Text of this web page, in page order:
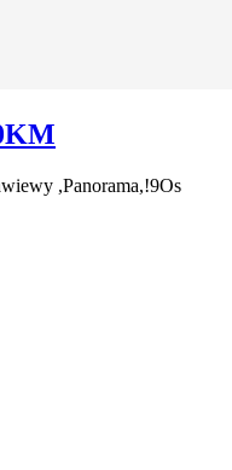
,Panorama,!9Os